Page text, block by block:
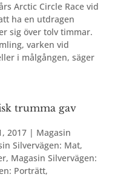
Arctic Circle Race vid
ha en utdragen
sig över tolv timmar.
varken vid
i målgången, säger
trumma gav
2017| Magasin
Silvervägen: Mat,
, Magasin Silvervägen:
Porträtt,